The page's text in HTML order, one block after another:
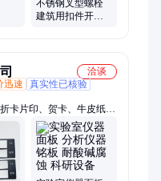
不锈钢叉型螺栓
建筑用扣件开口
洽谈
迅速
真实性已核验
卡片印、贺卡、牛皮纸包
制品定制、吊牌定制、信
信封、再生纸吊牌、水果